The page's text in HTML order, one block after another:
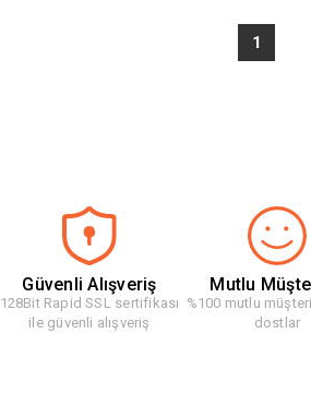
1
Güvenli Alışveriş
128Bit Rapid SSL sertifikası
ile güvenli alışveriş
Mutlu
%100 mutlu
dostlar